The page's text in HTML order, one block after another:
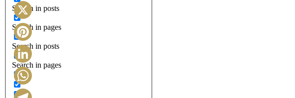
Search in posts
Search in pages
Search in posts
Search in pages
Facebook
X
Pinterest
LinkedIn
WhatsApp